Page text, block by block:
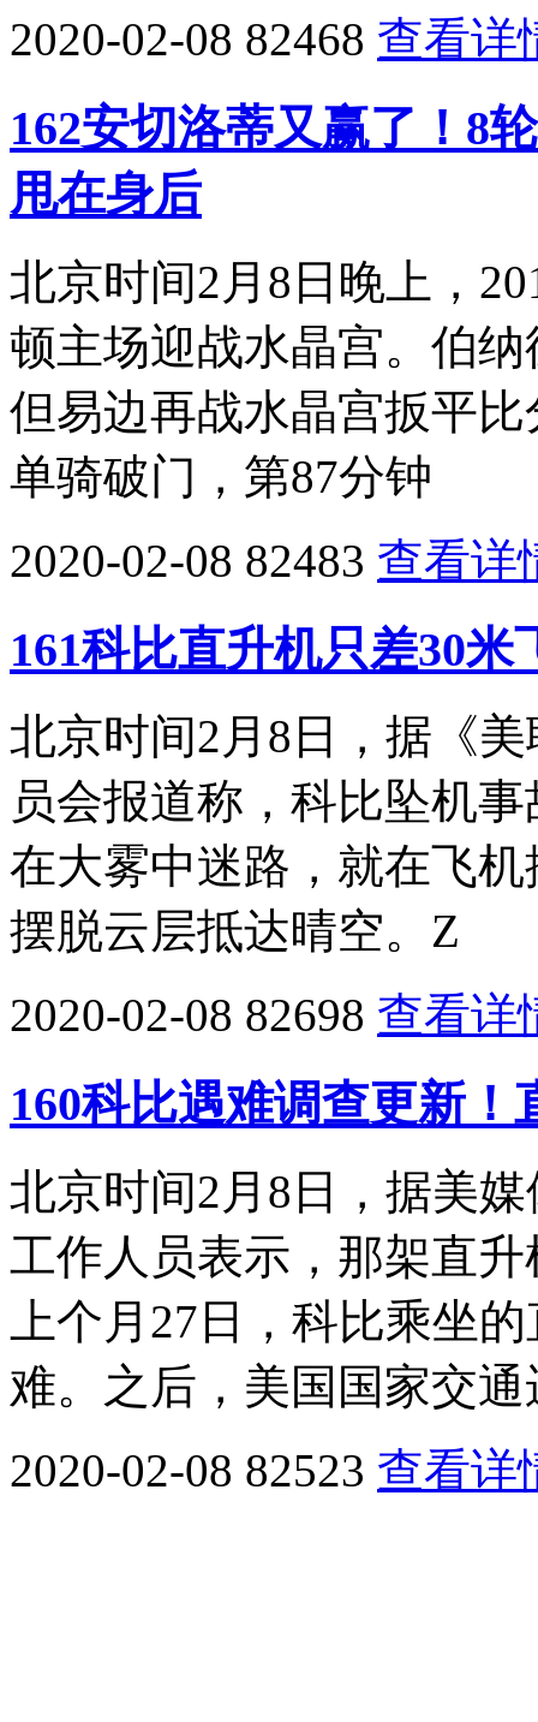
2020-02-08 82468 查看详
162安切洛蒂又赢了！8
甩在身后
北京时间2月8日晚上，
顿主场迎战水晶宫。伯
但易边再战水晶宫扳平
单骑破门，第87分钟
2020-02-08 82483 查看详
161科比直升机只差30
北京时间2月8日，据《
员会报道称，科比坠机
在大雾中迷路，就在飞
摆脱云层抵达晴空。Z
2020-02-08 82698 查看详
160科比遇难调查更新
北京时间2月8日，据美
工作人员表示，那架直
上个月27日，科比乘坐
难。之后，美国国家交
2020-02-08 82523 查看详